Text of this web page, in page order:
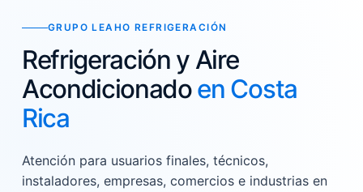
GRUPO LEAHO REFRIGERACIÓN
Refrigeración y Aire
Acondicionadoen Costa
Rica
Atención para usuarios finales, técnicos,
instaladores, empresas, comercios e industrias en